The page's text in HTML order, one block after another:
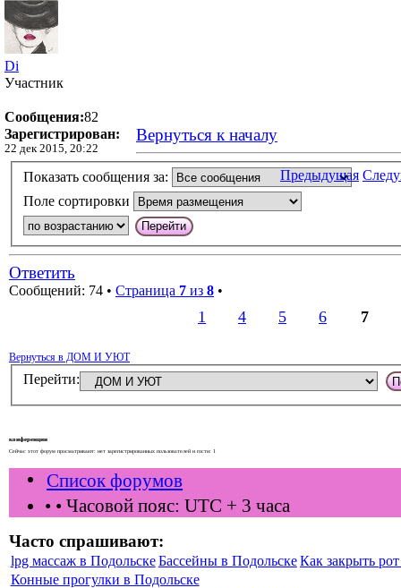
Di
Участник
Сообщения:82
Зарегистрирован:
22 дек 2015, 20:22
Вернуться к началу
Предыдущая
Показать сообщения за:
Поле сортировки
Ответить
Сообщений: 74 • Страница 7 из 8 •
1 4 5 6 7
Вернуться в ДОМ И УЮТ
Перейти:
конференции
Сейчас этот форум просматривают: нет зарегистрированных пользователей и гости: 1
Список форумов
• • Часовой пояс: UTC + 3 часа
Часто спрашивают:
lpg массаж в Подольске Бассейны в ПодольскеКак закрыть
Конные прогулки в Подольске